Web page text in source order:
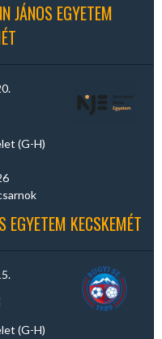
JÁNOS EGYETEM
(G-H)
EGYETEM KECSKEMÉT
(G-H)